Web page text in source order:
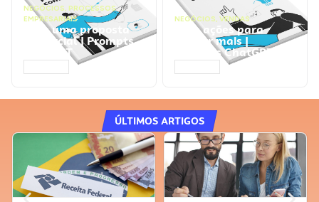
NEGÓCIOS, PROCESSOS
EMPRESARIAIS
Faça uma proposta
comercial | Prompts
ChatGPT
NEGÓCIOS, VENDAS
Faça ações para
vender mais |
Prompts ChatGPT
ÚLTIMOS ARTIGOS